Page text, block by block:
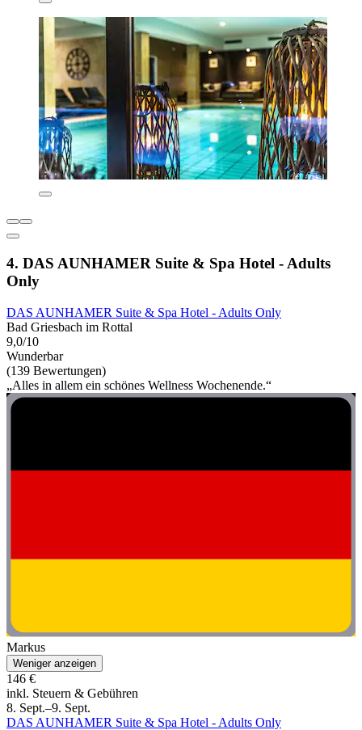
4. DAS AUNHAMER Suite & Spa Hotel - Adults
Only
DAS AUNHAMER Suite & Spa Hotel - Adults Only
Bad Griesbach im Rottal
9,0/10
Wunderbar
(139 Bewertungen)
„Alles in allem ein schönes Wellness Wochenende.“
Markus
Weniger anzeigen
146 €
inkl. Steuern & Gebühren
8. Sept.–9. Sept.
DAS AUNHAMER Suite & Spa Hotel - Adults Only